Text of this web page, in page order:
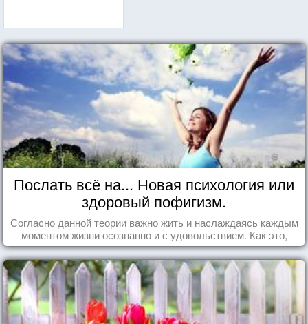
Послать всё на... Новая психология или
здоровый пофигизм.
Согласно данной теории важно жить и наслаждаясь каждым
моментом жизни осознанно и с удовольствием. Как это,
попробуем разобраться на реальных примерах.